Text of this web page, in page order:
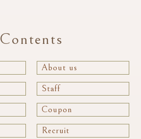
Contents
About us
Staff
Coupon
Recruit